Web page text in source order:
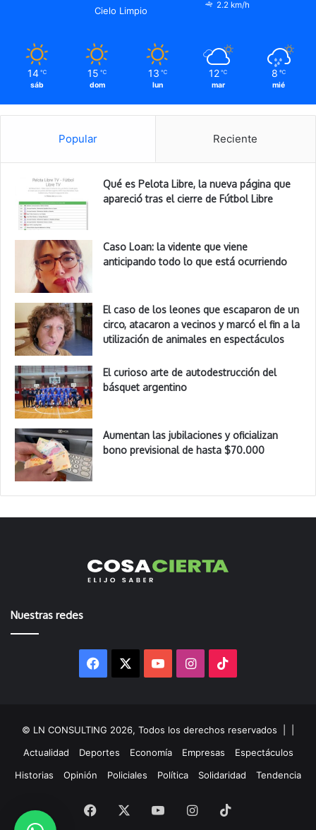
Cielo Limpio
2.2 km/h
14 ℃
sáb
15 ℃
dom
13 ℃
lun
12 ℃
mar
8 ℃
mié
Popular Reciente
Qué es Pelota Libre, la nueva página que
apareció tras el cierre de Fútbol Libre
Caso Loan: la vidente que viene
anticipando todo lo que está ocurriendo
El caso de los leones que escaparon de un
circo, atacaron a vecinos y marcó el fin a la
utilización de animales en espectáculos
El curioso arte de autodestrucción del
básquet argentino
Aumentan las jubilaciones y oficializan
bono previsional de hasta $70.000
Nuestras redes
Facebook YouTubeInstagram
© LN CONSULTING 2026, Todos los derechos reservados |
Actualidad
Deportes Economía Empresas
Espectáculos
Historias
Opinión Policiales Política Solidaridad Tendencia
Facebook YouTubeInstagram